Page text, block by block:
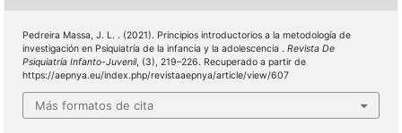
Pedreira Massa, J. L. . (2021). Principios introductorios a la metodología de
investigación en Psiquiatría de la infancia y la adolescencia . Revista De
Psiquiatría Infanto-Juvenil, (3), 219–226. Recuperado a partir de
https://aepnya.eu/index.php/revistaaepnya/article/view/607
Más formatos de cita